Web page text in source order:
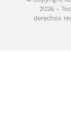
2026 -
derechos